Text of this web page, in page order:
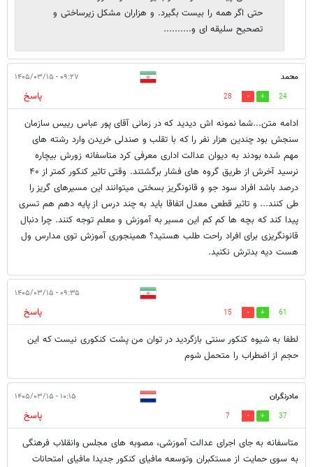
حتی اگر همه را بیست بگیرد. و هزاران مشکل زیرساختی و
تصحیح سلیقه ای و..........
محمد ۰۹:۲۷ - ۱۴۰۵/۰۳/۱۵
24
28
پاسخ
ادامه متن...شما نمونه اش دیدید که در زمانی آقای پور عباس رییس سازمان
سنجش بود چندین هزار نفر را که با تقلب و صندلی خریدن وارد رشته های
مهم شده بودند به دیوان عدالت اداری معرفی کرد متاسفانه زورش بیچاره
نرسید آخرش از طریق گروه های فشار برگشتند. وقتی تاثیر کنکور کمتر از ۴۰
درصد باشد افراد سود جو و قانونگریز بسختی میتوانند این مسیرهای گریز را
طی کنند... و تاثیر قطعی معدل اتفاقا باید به چند درس از پایه دهم هم تسری
پیدا کند که بچه ها کم کم این مسیر به آموزش و معلم توجه کنند. چرا دنبال
قانونگریزی برای افراد راحت طلب هستید؟ همینجوری آموزش توی مدارس ول
هست دیه بدترش نکنید.
۰۹:۳۵ - ۱۴۰۵/۰۳/۱۵
61
15
پاسخ
لطفا به شیوه کنکور سنتی بازگردید در توان من پشت کنکوری نیست که این
حجم از اضطراب را متحمل شوم
مادرنگران ۱۰:۱۵ - ۱۴۰۵/۰۳/۱۵
37
7
پاسخ
متاسفانه به جای اجرای عدالت آموزشی، مصوبه های مجلس وانقلاب فرهنگی
به سوی حمایت از مستکبران وتوسعه مافیای کنکور جدیدا مافیای امتحانات